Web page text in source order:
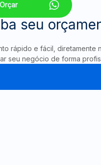
Orçar
seu
rápido e fácil, diretamente
seu negócio de forma